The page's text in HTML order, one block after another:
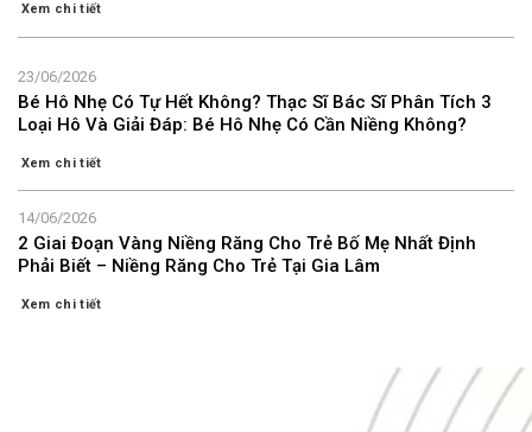
Xem chi tiết
Bé Hô Nhẹ Có Tự Hết Không? Thạc Sĩ Bác Sĩ Phân Tích 3
Loại Hô Và Giải Đáp: Bé Hô Nhẹ Có Cần Niềng Không?
23/06/2026
Xem chi tiết
2 Giai Đoạn Vàng Niềng Răng Cho Trẻ Bố Mẹ Nhất Định
Phải Biết – Niềng Răng Cho Trẻ Tại Gia Lâm
14/06/2026
Xem chi tiết